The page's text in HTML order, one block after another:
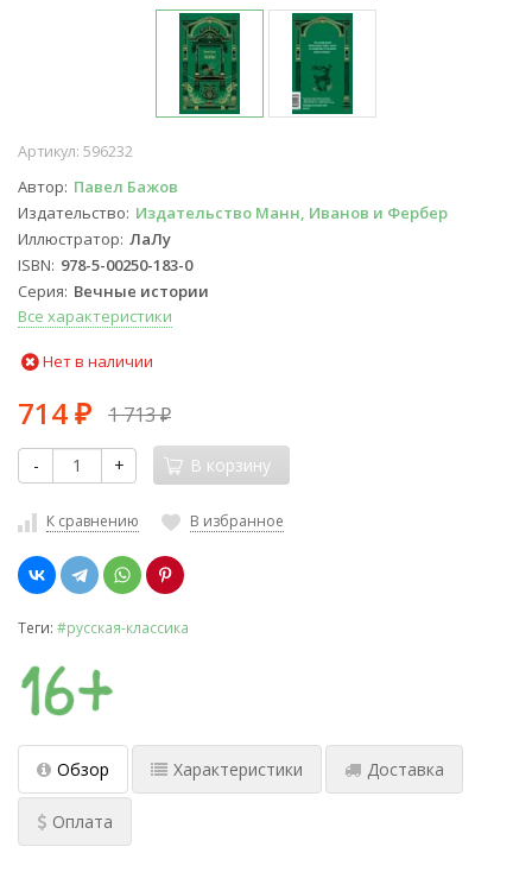
Артикул: 596232
Автор Павел Бажов
Издательство Издательство Манн, Иванов и Фербер
Иллюстратор ЛаЛу
ISBN 978-5-00250-183-0
Серия Вечные истории
Все характеристики
Нет в наличии
714 ₽ 1 713₽
- + В корзину
К сравнению В избранное
Теги: #русская-классика
Обзор Характеристики Доставка
Оплата